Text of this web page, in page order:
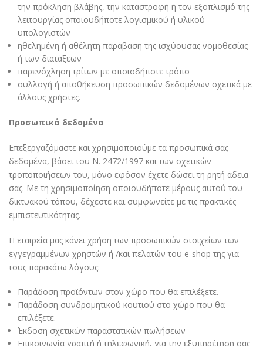
την πρόκληση βλάβης, την καταστροφή ή τον εξοπλισμό της
λειτουργίας οποιουδήποτε λογισμικού ή υλικού
υπολογιστών
ηθελημένη ή αθέλητη παράβαση της ισχύουσας νομοθεσίας
ή των διατάξεων
παρενόχληση τρίτων με οποιοδήποτε τρόπο
συλλογή ή αποθήκευση προσωπικών δεδομένων σχετικά με
άλλους χρήστες.
Προσωπικά δεδομένα
Επεξεργαζόμαστε και χρησιμοποιούμε τα προσωπικά σας
δεδομένα, βάσει του Ν. 2472/1997 και των σχετικών
τροποποιήσεων του, μόνο εφόσον έχετε δώσει τη ρητή άδεια
σας. Με τη χρησιμοποίηση οποιουδήποτε μέρους αυτού του
δικτυακού τόπου, δέχεστε και συμφωνείτε με τις πρακτικές
εμπιστευτικότητας.
Η εταιρεία μας κάνει χρήση των προσωπικών στοιχείων των
εγγεγραμμένων χρηστών ή /και πελατών του e-shop της για
τους παρακάτω λόγους:
Παράδοση προϊόντων στον χώρο που θα επιλέξετε.
Παράδοση συνδρομητικού κουτιού στο χώρο που θα
επιλέξετε.
Έκδοση σχετικών παραστατικών πωλήσεων
Επικοινωνία γραπτή ή τηλεφωνική, για την εξυπηρέτηση σας